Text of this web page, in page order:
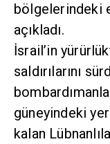
bölgelerindeki
açıkladı.
İsrail’in
saldırılarını
güneyindeki
kalan